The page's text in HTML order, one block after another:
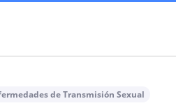
de Transmisión Sexual